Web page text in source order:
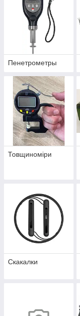
Пенетрометры
Товщиноміри
Скакалки